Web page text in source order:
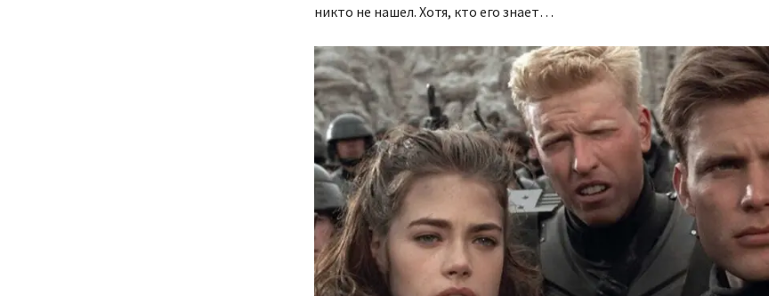
никто не нашел. Хотя, кто его знает…